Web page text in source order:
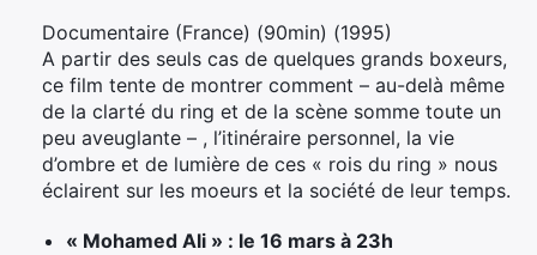
Documentaire (France) (90min) (1995)
A partir des seuls cas de quelques grands boxeurs,
ce film tente de montrer comment – au-delà même
de la clarté du ring et de la scène somme toute un
peu aveuglante – , l’itinéraire personnel, la vie
d’ombre et de lumière de ces « rois du ring » nous
éclairent sur les moeurs et la société de leur temps.
« Mohamed Ali » : le 16 mars à 23h